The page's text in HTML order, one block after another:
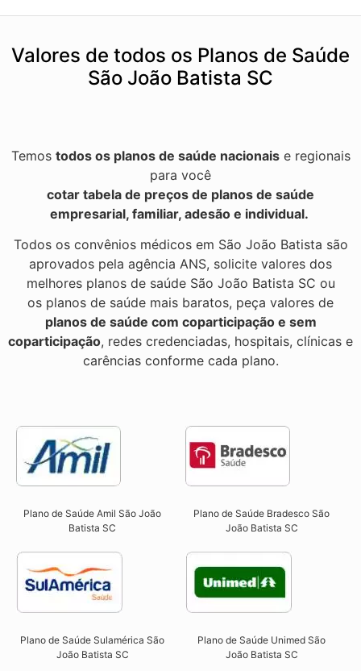
Valores de todos os Planos de Saúde
São João Batista SC
Temos todos os planos de saúde nacionaise regionais
para você
cotar tabela de preços de planos de saúde
empresarial, familiar, adesão e individual.
Todos os convênios médicos em São João Batista são
aprovados pela agência ANS, solicite valores dos
melhores planos de saúde São João Batista SC ou
os planos de saúde mais baratos, peça valores de
planos de saúde com coparticipação e sem
coparticipação, redes credenciadas, hospitais, clínicas e
carências conforme cada plano.
Plano de Saúde Amil São João
Batista SC
Plano de Saúde Bradesco São
João Batista SC
Plano de Saúde Sulamérica São
João Batista SC
Plano de Saúde Unimed São
João Batista SC